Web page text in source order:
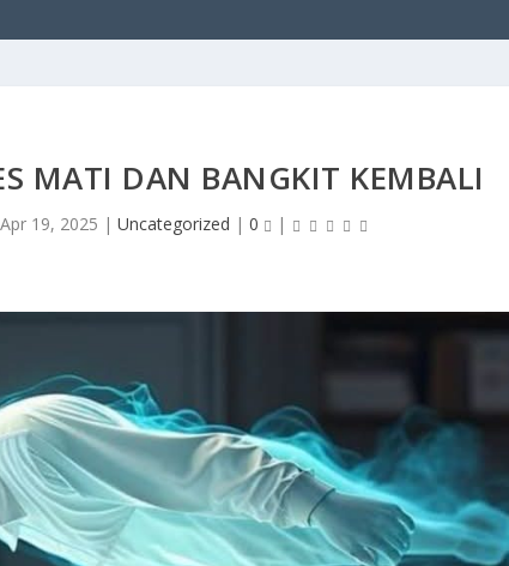
MATI DAN BANGKIT KEMBALI
Apr 19, 2025 | Uncategorized | 0 |